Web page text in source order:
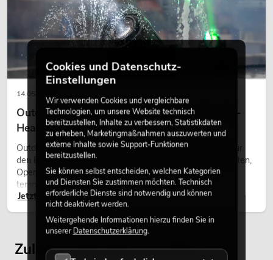
No. 11036951
Bestand reicht ca. 12 Wo.
149,00
Installationslautsprecher 100V schwarz
14.05.2026
Outdoor Moving-Heads: Wetterfeste Moving-
Heads bei Events
Outdoor Moving-Heads sind bewegliche Scheinwerfer für
den Einsatz im Freien. Sie werden bei Festivals, Stadtfesten,
Open-Air-Konzerten, Architekturinszenierungen und
temporären Außeninstallationen eingesetzt.
Jetzt lesen
Zuletzt angesehene Artikel
Cookies und Datenschutz-
Einstellungen
Wir verwenden Cookies und vergleichbare
Technologien, um unsere Website technisch
bereitzustellen, Inhalte zu verbessern, Statistikdaten
zu erheben, Marketingmaßnahmen auszuwerten und
externe Inhalte sowie Support-Funktionen
bereitzustellen.
Sie können selbst entscheiden, welchen Kategorien
und Diensten Sie zustimmen möchten. Technisch
erforderliche Dienste sind notwendig und können
nicht deaktiviert werden.
Weitergehende Informationen hierzu finden Sie in
unsererDatenschutzerklärung.